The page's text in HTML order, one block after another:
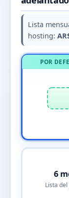
Lista
hosting:
POR
6
Lista